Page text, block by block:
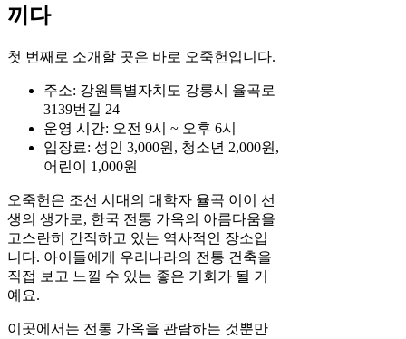
끼다
첫 번째로 소개할 곳은 바로 오죽헌입니다.
주소: 강원특별자치도 강릉시 율곡로
3139번길 24
운영 시간: 오전 9시 ~ 오후 6시
입장료: 성인 3,000원, 청소년 2,000원,
어린이 1,000원
오죽헌은 조선 시대의 대학자 율곡 이이 선
생의 생가로, 한국 전통 가옥의 아름다움을
고스란히 간직하고 있는 역사적인 장소입
니다. 아이들에게 우리나라의 전통 건축을
직접 보고 느낄 수 있는 좋은 기회가 될 거
예요.
이곳에서는 전통 가옥을 관람하는 것뿐만